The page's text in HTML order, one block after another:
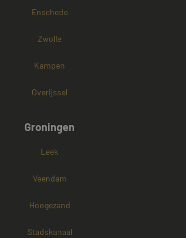
Enschede
Zwolle
Kampen
Overijssel
Groningen
Leek
Veendam
Hoogezand
Stadskanaal